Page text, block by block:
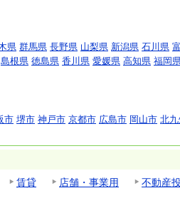
県 群馬県 長野県 山梨県 新潟県 石川県
島根県 徳島県 香川県 愛媛県 高知県 福岡
市 堺市 神戸市 京都市 広島市 岡山市 北
賃貸 店舗・事業用
不動産